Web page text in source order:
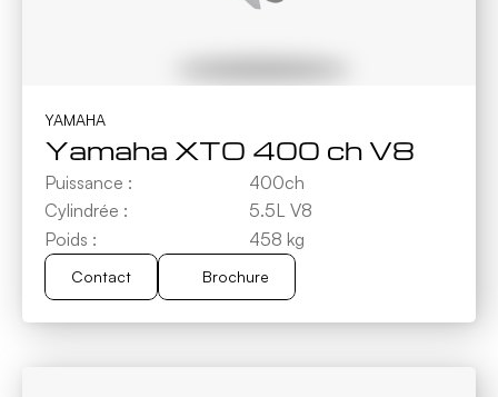
YAMAHA
Yamaha XTO 400 ch V8
Puissance :
400ch
Cylindrée :
5.5L V8
Poids :
458 kg
Contact
Contact
Brochure
Brochure